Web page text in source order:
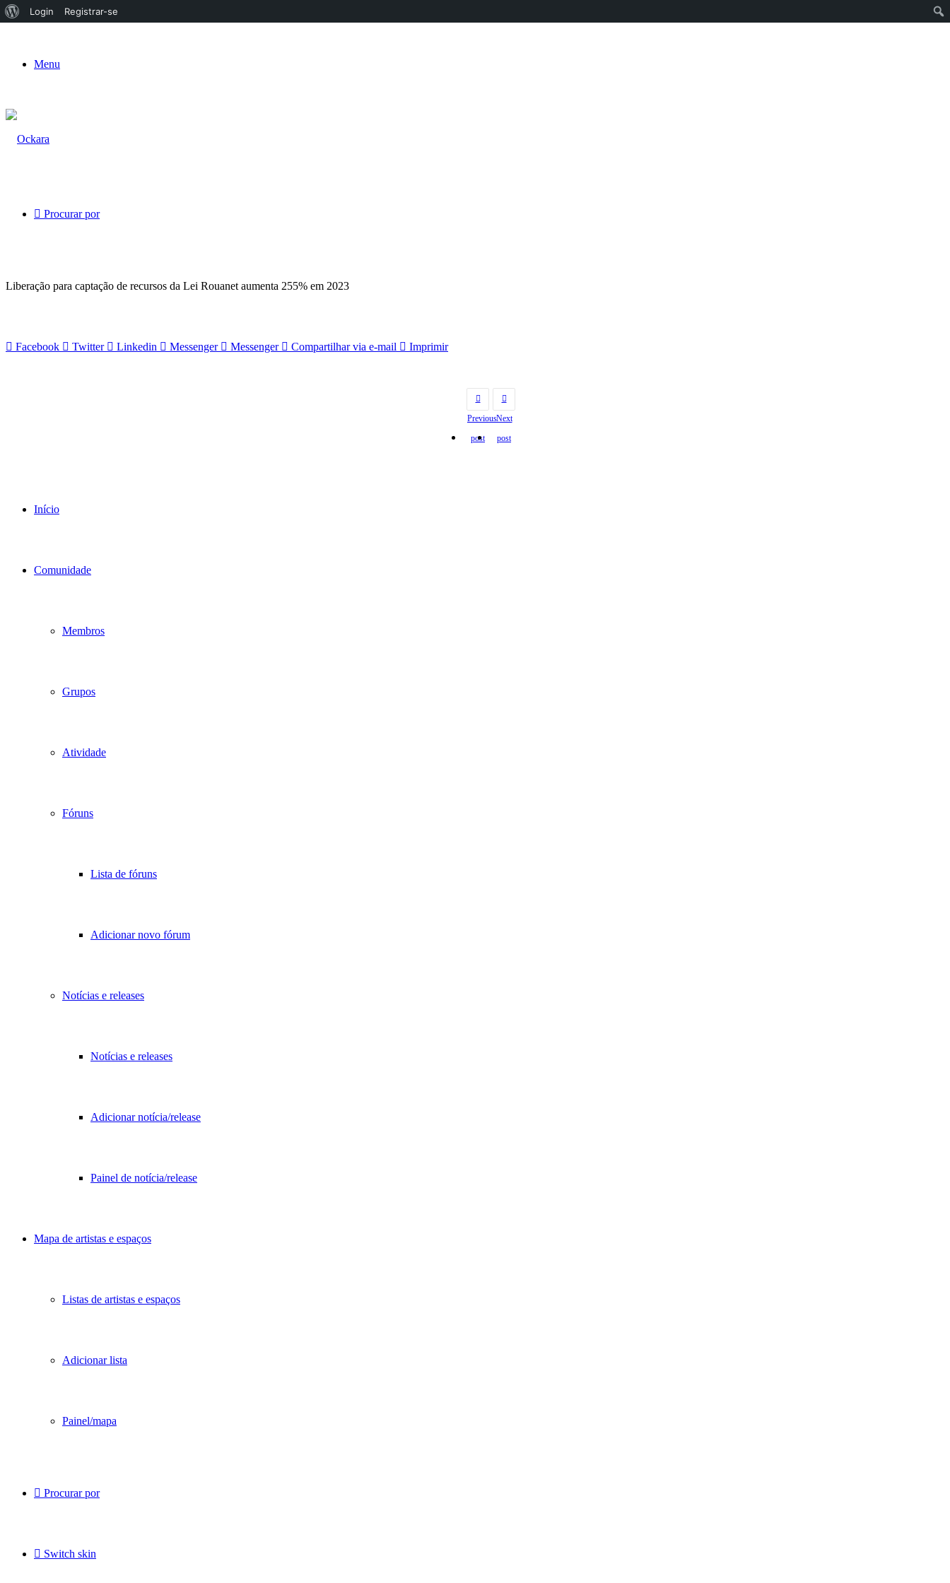
Sobre
Login Registrar-se
Menu
Procurar por
Liberação para captação de recursos da Lei Rouanet aumenta 255% em 2023
Facebook Twitter Linkedin Messenger Messenger Compartilhar via e-mail Imprimir
Previous
post
Next
post
Início
Comunidade
Membros
Grupos
Atividade
Fóruns
Lista de fóruns
Adicionar novo fórum
Notícias e releases
Notícias e releases
Adicionar notícia/release
Painel de notícia/release
Mapa de artistas e espaços
Listas de artistas e espaços
Adicionar lista
Painel/mapa
Procurar por
Switch skin